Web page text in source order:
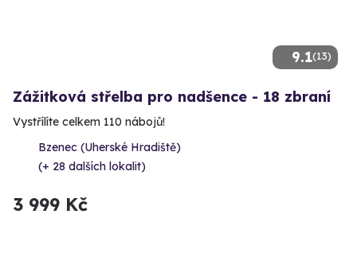
9.1(13)
Zážitková střelba pro nadšence - 18 zbraní
Vystřílíte celkem 110 nábojů!
Bzenec (Uherské Hradiště)
(+ 28 dalších lokalit)
3 999 Kč